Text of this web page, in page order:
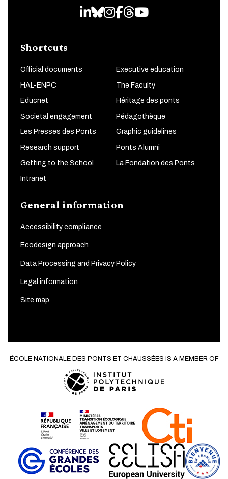
LinkedIn
Bluesky
Instagram
Facebook
Threads
Youtube
Shortcuts
Official documents Executive education
HAL-ENPC The Faculty
Educnet Héritage des ponts
Societal engagement Pédagothèque
Les Presses des Ponts Graphic guidelines
Research support Ponts Alumni
Getting to the School La Fondation des Ponts
Intranet
General information
Accessibility compliance
Ecodesign approach
Data Processing and Privacy Policy
Legal information
Site map
ÉCOLE NATIONALE DES PONTS ET CHAUSSÉES IS A MEMBER OF